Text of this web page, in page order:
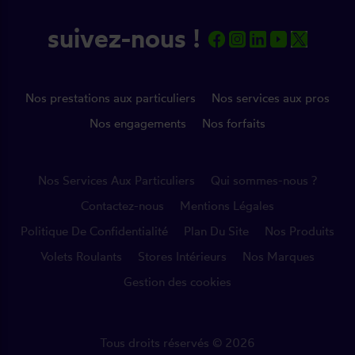
suivez-nous !
Nos prestations aux particuliers
Nos services aux pros
Nos engagements
Nos forfaits
Nos Services Aux Particuliers
Qui sommes-nous ?
Contactez-nous
Mentions Légales
Politique De Confidentialité
Plan Du Site
Nos Produits
Volets Roulants
Stores Intérieurs
Nos Marques
Gestion des cookies
Tous droits réservés © 2026